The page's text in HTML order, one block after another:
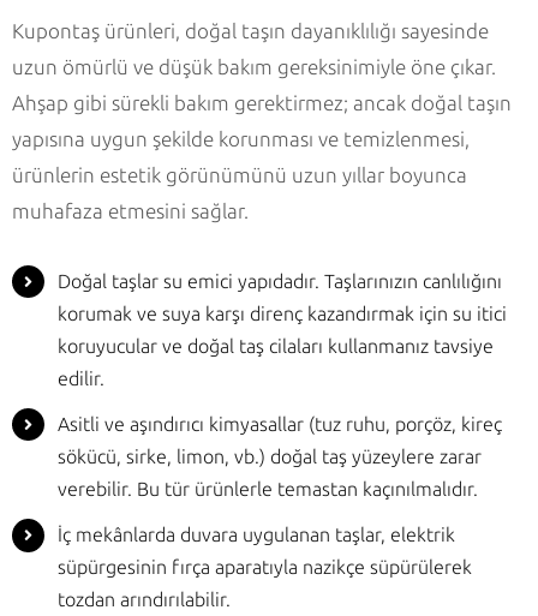
Kupontaş ürünleri, doğal taşın dayanıklılığı sayesinde
uzun ömürlü ve düşük bakım gereksinimiyle öne çıkar.
Ahşap gibi sürekli bakım gerektirmez; ancak doğal taşın
yapısına uygun şekilde korunması ve temizlenmesi,
ürünlerin estetik görünümünü uzun yıllar boyunca
muhafaza etmesini sağlar.
Doğal taşlar su emici yapıdadır. Taşlarınızın canlılığını
korumak ve suya karşı direnç kazandırmak için su itici
koruyucular ve doğal taş cilaları kullanmanız tavsiye
edilir.
Asitli ve aşındırıcı kimyasallar (tuz ruhu, porçöz, kireç
sökücü, sirke, limon, vb.) doğal taş yüzeylere zarar
verebilir. Bu tür ürünlerle temastan kaçınılmalıdır.
İç mekânlarda duvara uygulanan taşlar, elektrik
süpürgesinin fırça aparatıyla nazikçe süpürülerek
tozdan arındırılabilir.